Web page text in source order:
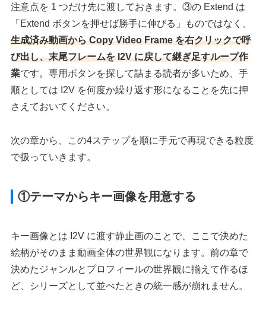
注意点を 1 つだけ先に渡しておきます。③の Extend は
「Extend ボタンを押せば勝手に伸びる」ものではなく、
生成済み動画から Copy Video Frame を右クリックで呼
び出し、末尾フレームを I2V に戻して継ぎ足すループ作
業です。専用ボタンを探して詰まる読者が多いため、手
順としては I2V を何度か繰り返す形になることを先に押
さえておいてください。
次の章から、この4ステップを順に手元で再現できる粒度
で扱っていきます。
①テーマからキー画像を用意する
キー画像とは I2V に渡す静止画のことで、ここで決めた
絵柄がそのまま動画全体の世界観になります。前の章で
決めたジャンルとプロフィールの世界観に揃えて作るほ
ど、シリーズとして並べたときの統一感が崩れません。